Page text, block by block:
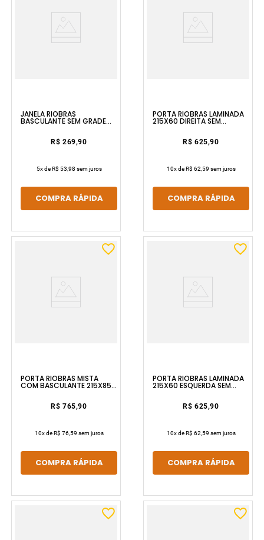
JANELA RIOBRAS
BASCULANTE SEM GRADE
R$ 269,90
5x deR$ 53,98 sem juros
COMPRA RÁPIDA
PORTA RIOBRAS LAMINADA
215X60 DIREITA SEM
R$ 625,90
10x deR$ 62,59 sem juros
COMPRA RÁPIDA
PORTA RIOBRAS MISTA
COM BASCULANTE 215X85
R$ 765,90
10x deR$ 76,59 sem juros
COMPRA RÁPIDA
PORTA RIOBRAS LAMINADA
215X60 ESQUERDA SEM
PINTURA SEM VIDRO
R$ 625,90
10x deR$ 62,59 sem juros
COMPRA RÁPIDA